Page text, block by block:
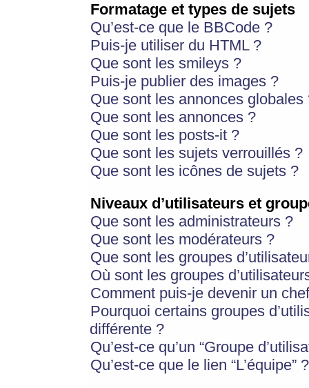
Formatage et types de sujets
Qu’est-ce que le BBCode ?
Puis-je utiliser du HTML ?
Que sont les smileys ?
Puis-je publier des images ?
Que sont les annonces globales
Que sont les annonces ?
Que sont les posts-it ?
Que sont les sujets verrouillés ?
Que sont les icônes de sujets ?
Niveaux d’utilisateurs et
Que sont les administrateurs ?
Que sont les modérateurs ?
Que sont les groupes
Où sont les groupes
Comment puis-je devenir un
Pourquoi certains groupes
différente ?
Qu’est-ce qu’un “Groupe
Qu’est-ce que le lien “L’équipe” ?